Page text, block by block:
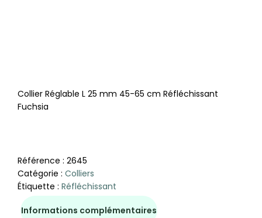
Collier Réglable L 25 mm 45-65 cm Réfléchissant
Fuchsia
Référence : 2645
Catégorie : Colliers
Étiquette : Réfléchissant
Informations complémentaires